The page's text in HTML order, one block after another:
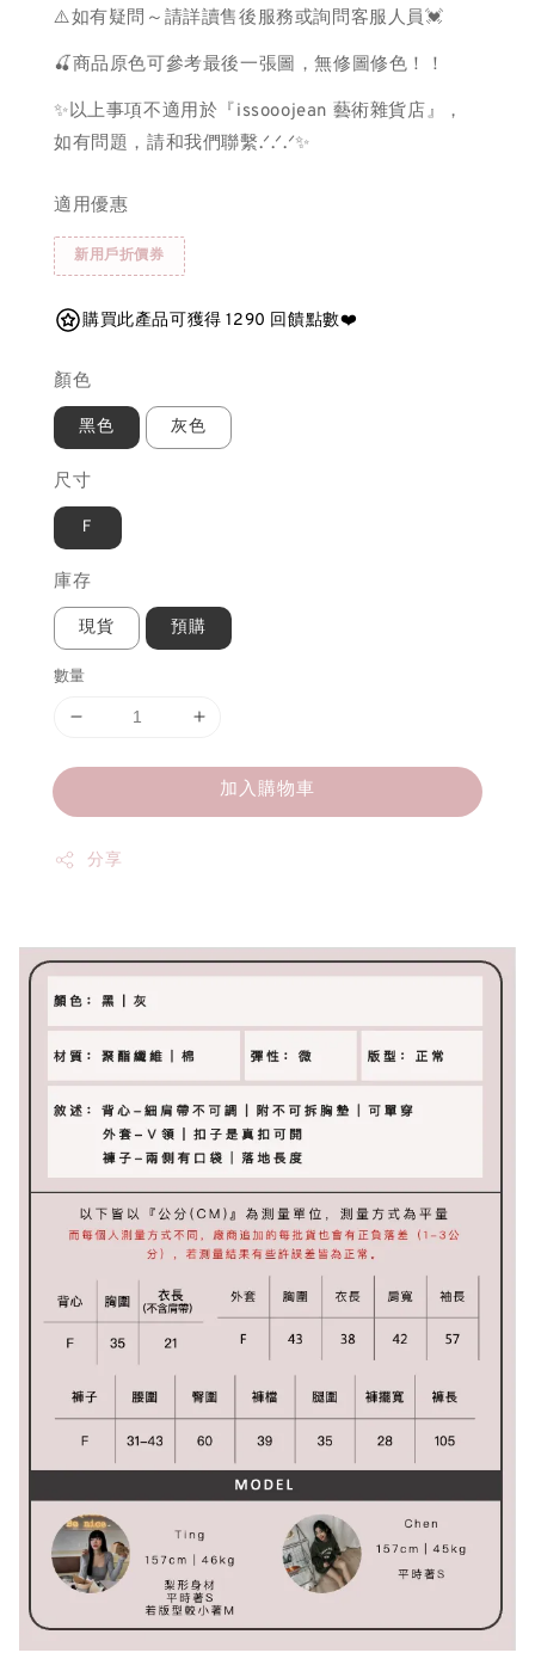
⚠️如有疑問～請詳讀售後服務或詢問客服人員💓
🍒商品原色可參考最後一張圖，無修圖修色！！
✨以上事項不適用於『issooojean 藝術雜貨店』，
如有問題，請和我們聯繫.ᐟ.ᐟ.ᐟ✨
適用優惠
新用戶折價券
購買此產品可獲得 1290 回饋點數❤️
顏色
黑色 灰色
尺寸
Ｆ
庫存
現貨 預購
數量
加入購物車
分享